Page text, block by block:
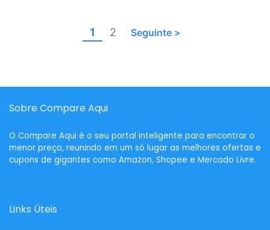
1 2
Sobre Compare Aqui
O Compare Aqui é o seu portal inteligente para encontrar o
menor preço, reunindo em um só lugar as melhores ofertas e
cupons de gigantes como Amazon, Shopee e Mercado Livre.
Links Úteis